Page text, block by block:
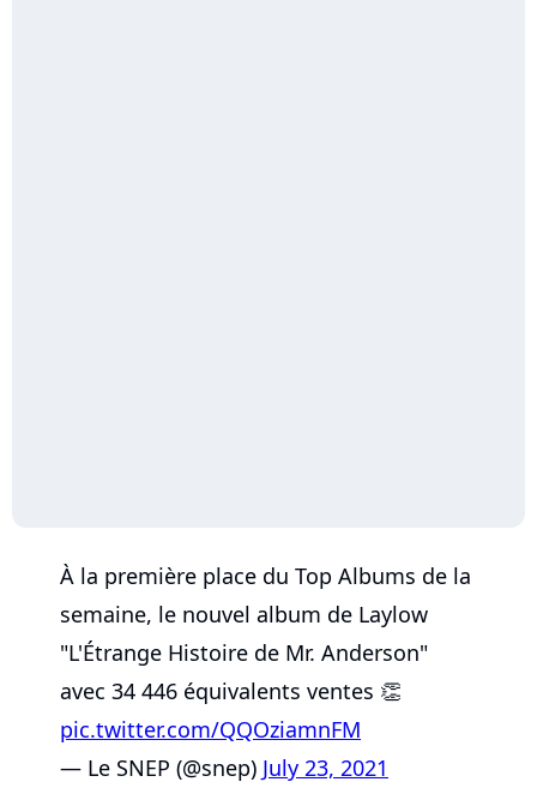
À la première place du Top Albums de la
semaine, le nouvel album de Laylow
"L'Étrange Histoire de Mr. Anderson"
avec 34 446 équivalents ventes 👏
pic.twitter.com/QQOziamnFM
— Le SNEP (@snep) July 23, 2021